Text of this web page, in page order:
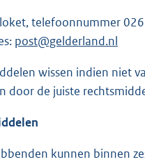
telefoonnummer
post@gelderland.nl
wissen indien niet
door de juiste
kunnen binnen